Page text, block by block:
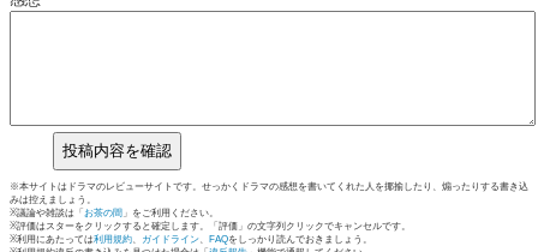
※本サイトはドラマのレビューサイトです。せっかくドラマの感想を書いてくれた人を揶揄したり、煽ったりする書き込
みは控えましょう。
※議論や雑談は「 お茶の間 」をご利用ください。
※評価はスターをクリックすると確定します。「評価」の文字列クリックでキャンセルです。
※利用にあたっては利用規約、 ガイドライン、 FAQをしっかり読んでおきましょう。